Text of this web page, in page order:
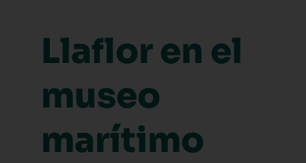
Llaflor en el
museo
marítimo